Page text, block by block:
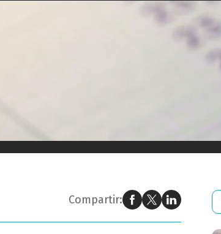
a 1% del PBI en abril
Compartir: